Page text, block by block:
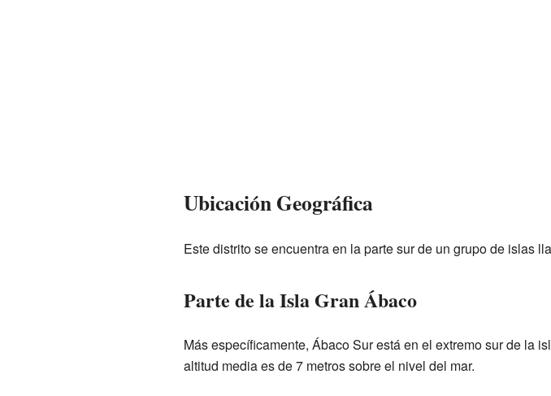
Ubicación Geográfica
Este distrito se encuentra en la parte sur de un grupo de islas
Parte de la Isla Gran Ábaco
Más específicamente, Ábaco Sur está en el extremo sur de la
altitud media es de 7 metros sobre el nivel del mar.